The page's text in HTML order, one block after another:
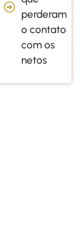
perderam
o contato
com os
netos